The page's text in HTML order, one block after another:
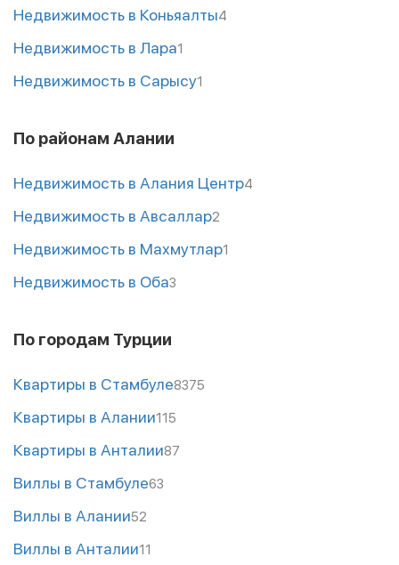
Недвижимость в Коньяалты4
Недвижимость в Лара1
Недвижимость в Сарысу1
По районам Алании
Недвижимость в Алания Центр4
Недвижимость в Авсаллар2
Недвижимость в Махмутлар1
Недвижимость в Оба3
По городам Турции
Квартиры в Стамбуле8375
Квартиры в Алании115
Квартиры в Анталии87
Виллы в Стамбуле63
Виллы в Алании52
Виллы в Анталии11